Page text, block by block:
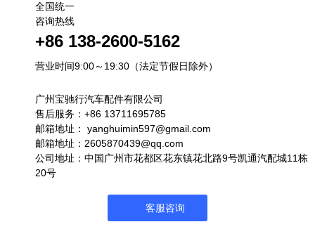
全国统一
咨询热线
+86 138-2600-5162
营业时间9:00～19:30（法定节假日除外）
广州宝驰行汽车配件有限公司
售后服务：+86 13711695785
邮箱地址： yanghuimin597@gmail.com
邮箱地址：2605870439@qq.com
公司地址：中国广州市花都区花东镇花北路9号凯通汽配城11栋
20号
客服咨询